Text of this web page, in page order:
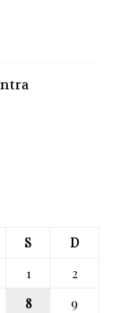
S
D
1
2
8
9